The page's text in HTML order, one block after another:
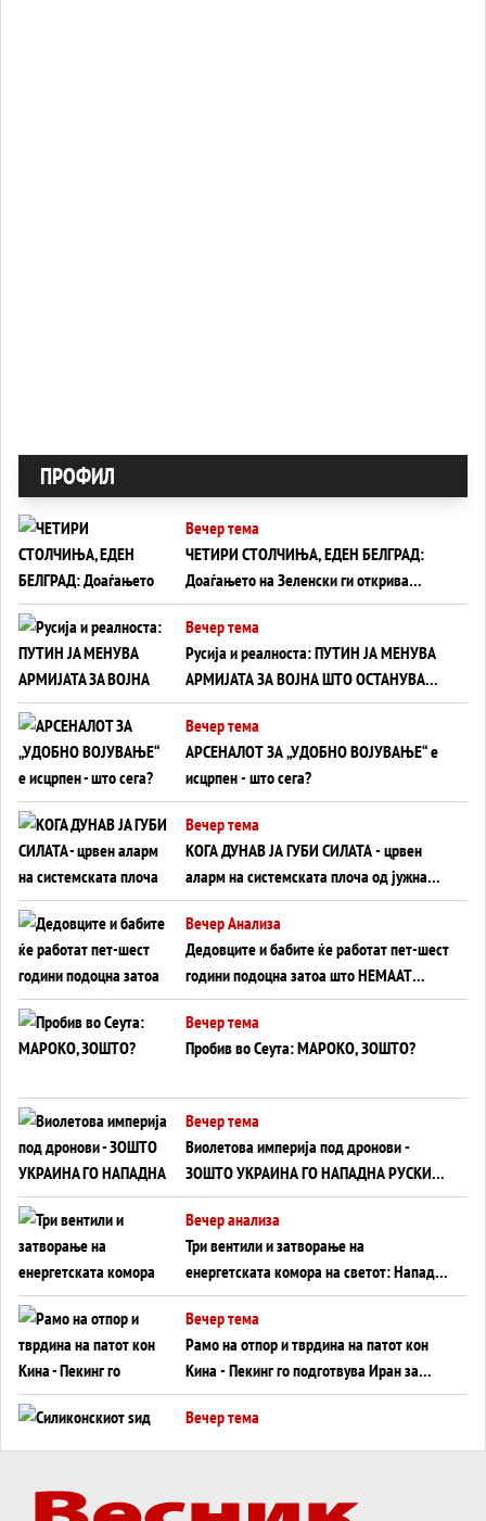
ПРОФИЛ
Вечер тема
ЧЕТИРИ СТОЛЧИЊА, ЕДЕН БЕЛГРАД:
Доаѓањето на Зеленски ги открива
тајните на политиката на балансирање
на Вучиќ
Вечер тема
Русија и реалноста: ПУТИН ЈА МЕНУВА
АРМИЈАТА ЗА ВОЈНА ШТО ОСТАНУВА
БЕЗ ФРОНТ
Вечер тема
АРСЕНАЛОТ ЗА „УДОБНО ВОЈУВАЊЕ“ е
исцрпен - што сега?
Вечер тема
КОГА ДУНАВ ЈА ГУБИ СИЛАТА - црвен
аларм на системската плоча од јужна
Германија до Црното Море...
Вечер Анализа
Дедовците и бабите ќе работат пет-шест
години подоцна затоа што НЕМААТ
ВНУЦИ ДА ГИ ЗАМЕНАТ
Вечер тема
Пробив во Сеута: МАРОКО, ЗОШТО?
Вечер тема
Виолетова империја под дронови -
ЗОШТО УКРАИНА ГО НАПАДНА РУСКИОТ
WILDBERRIES
Вечер анализа
Три вентили и затворање на
енергетската комора на светот: Нападот
во Суец најавува глобален енергетски
инфаркт?
Вечер тема
Рамо на отпор и тврдина на патот кон
Кина - Пекинг го подготвува Иран за
американска копнена инвазија
Вечер тема
Вечер тема